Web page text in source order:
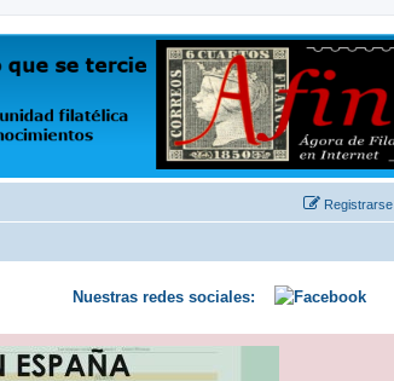
sus opiniones y conocimientos
Registrarse
Nuestras redes sociales: